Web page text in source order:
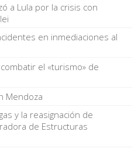
a Lula por la crisis con
en inmediaciones al
el «turismo» de
Mendoza
y la reasignación de
de Estructuras